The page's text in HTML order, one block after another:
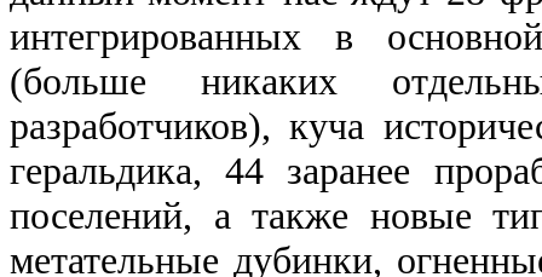
интегрированных в
(больше никаких
разработчиков), куча
геральдика, 44 заранее
поселений, а также новые
метательные дубинки,